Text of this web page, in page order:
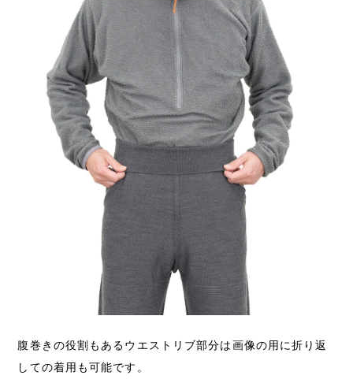
腹巻きの役割もあるウエストリブ部分は画像の用に折り返
しての着用も可能です。